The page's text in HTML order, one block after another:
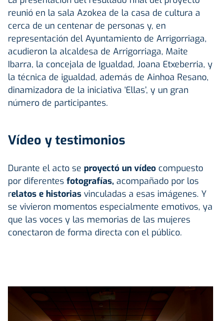
reunió en la sala Azokea de la casa de cultura a
cerca de un centenar de personas y, en
representación del Ayuntamiento de Arrigorriaga,
acudieron la alcaldesa de Arrigorriaga, Maite
Ibarra, la concejala de Igualdad, Joana Etxeberria, y
la técnica de igualdad, además de Ainhoa Resano,
dinamizadora de la iniciativa ‘Ellas’, y un gran
número de participantes.
Vídeo y testimonios
Durante el acto se proyectó un vídeo compuesto
por diferentes fotografías, acompañado por los
relatos e historias vinculadas a esas imágenes. Y
se vivieron momentos especialmente emotivos, ya
que las voces y las memorias de las mujeres
conectaron de forma directa con el público.